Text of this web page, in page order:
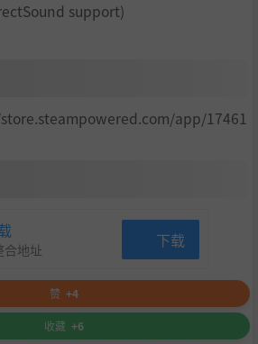
support)
app/17461
合地址 下载
赞 +4
收藏 +6